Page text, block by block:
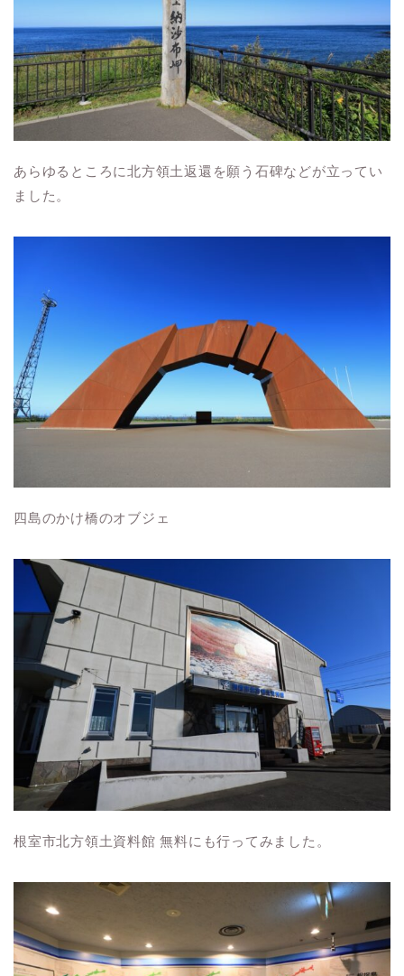
あらゆるところに北方領土返還を願う石碑などが立ってい
ました。
四島のかけ橋のオブジェ
根室市北方領土資料館 無料にも行ってみました。